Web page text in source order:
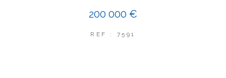
200 000 €
REF : 7591